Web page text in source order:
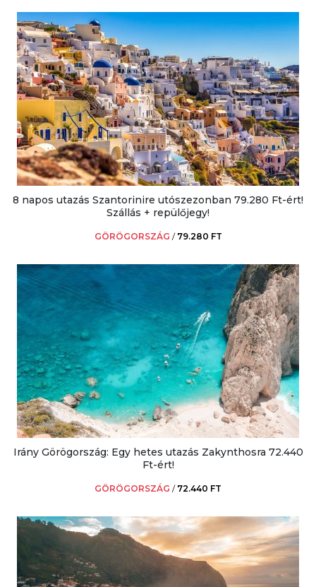
8 napos utazás Szantorinire utószezonban 79.280 Ft-ért!
Szállás + repülőjegy!
GÖRÖGORSZÁG / 79.280 FT
Irány Görögország: Egy hetes utazás Zakynthosra 72.440
Ft-ért!
GÖRÖGORSZÁG / 72.440 FT